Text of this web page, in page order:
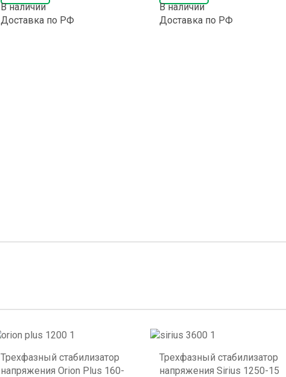
В наличии
Доставка по РФ
В наличии
Доставка по РФ
Трехфазный стабилизатор
напряжения Orion Plus 160-
Трехфазный стабилизатор
напряжения Sirius 1250-15